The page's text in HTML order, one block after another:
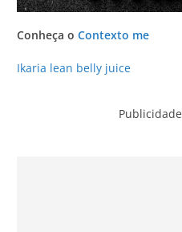
Conheça o Contexto me
Ikaria lean belly juice
Publicidade